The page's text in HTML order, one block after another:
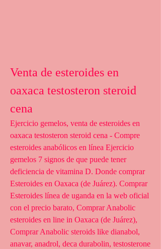
Venta de esteroides en
oaxaca testosteron steroid
cena
Ejercicio gemelos, venta de esteroides en
oaxaca testosteron steroid cena - Compre
esteroides anabólicos en línea Ejercicio
gemelos 7 signos de que puede tener
deficiencia de vitamina D. Donde comprar
Esteroides en Oaxaca (de Juárez). Comprar
Esteroides línea de uganda en la web oficial
con el precio barato, Comprar Anabolic
esteroides en line in Oaxaca (de Juárez),
Comprar Anabolic steroids like dianabol,
anavar, anadrol, deca durabolin, testosterone